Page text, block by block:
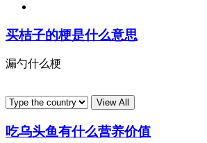
买桔子的梗是什么意思
漏勺什么梗
吃乌头鱼有什么营养价值